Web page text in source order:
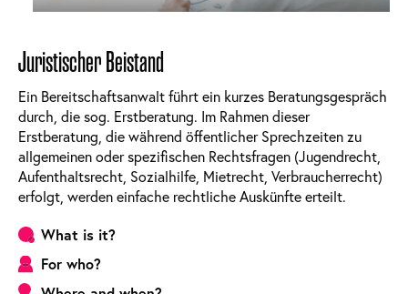
Juristischer Beistand
Ein Bereitschaftsanwalt führt ein kurzes Beratungsgespräch
durch, die sog. Erstberatung. Im Rahmen dieser
Erstberatung, die während öffentlicher Sprechzeiten zu
allgemeinen oder spezifischen Rechtsfragen (Jugendrecht,
Aufenthaltsrecht, Sozialhilfe, Mietrecht, Verbraucherrecht)
erfolgt, werden einfache rechtliche Auskünfte erteilt.
What is it?
For who?